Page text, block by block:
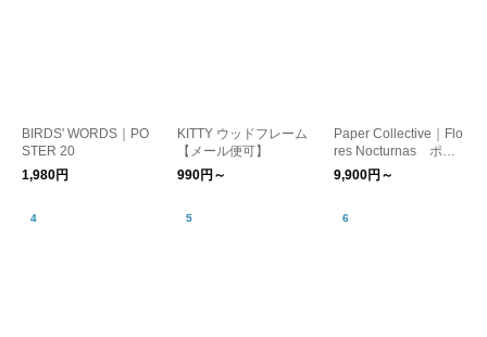
BIRDS' WORDS｜PO
STER 20
1,980円
KITTY ウッドフレーム
【メール便可】
990円～
Paper Collective｜Flo
res Nocturnas ポス
ター 30×40/50×70
【お取り寄せ】
9,900円～